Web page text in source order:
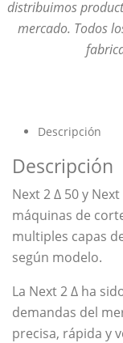
distribuimos
mercado. Todos
Descripción
Descripción
Next 2 Δ 50 y
máquinas de
multiples capas
según modelo.
La Next 2 Δ ha
demandas del
precisa, rápida y